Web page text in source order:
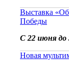
Выставка
Победы
С 22 июня до
Новая